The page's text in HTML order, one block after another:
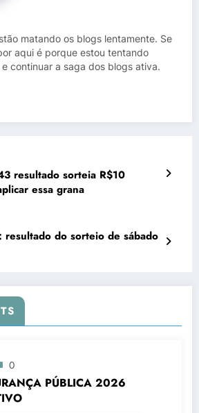
matando os blogs lentamente. Se
aqui é porque estou tentando
continuar a saga dos blogs ativa.
resultado sorteia R$10
essa grana
do sorteio de sábado
0
PÚBLICA 2026